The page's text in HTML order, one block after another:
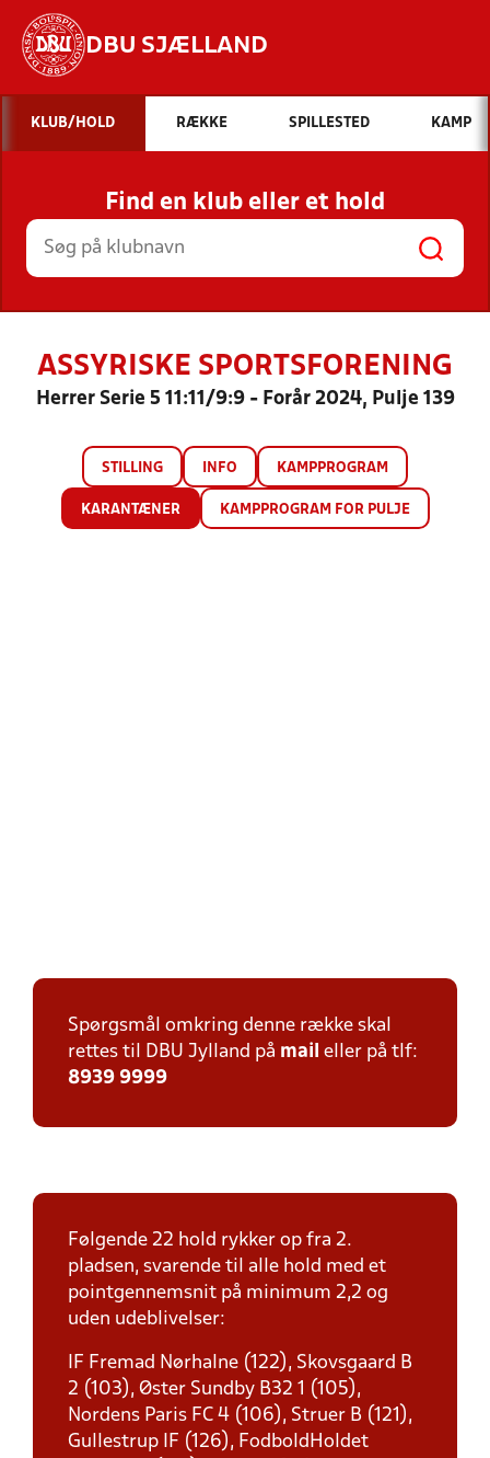
DBU SJÆLLAND
Hvad vil du søge efter?
INDHOLD OG NYHEDER
STILLINGER, RESULTATER, KLUBBER OG
HOLD
KLUB/HOLD RÆKKE SPILLESTED KAMP
Find en klub eller et hold
ASSYRISKE SPORTSFORENING
Herrer Serie 5 11:11/9:9 - Forår 2024, Pulje 139
STILLING INFO KAMPPROGRAM
KARANTÆNER KAMPPROGRAM FOR PULJE
Spørgsmål omkring denne række skal
rettes til DBU Jylland på mail eller på tlf:
8939 9999
Følgende 22 hold rykker op fra 2.
pladsen, svarende til alle hold med et
pointgennemsnit på minimum 2,2 og
uden udeblivelser:
IF Fremad Nørhalne (122), Skovsgaard B
2 (103), Øster Sundby B32 1 (105),
Nordens Paris FC 4 (106), Struer B (121),
Gullestrup IF (126), FodboldHoldet